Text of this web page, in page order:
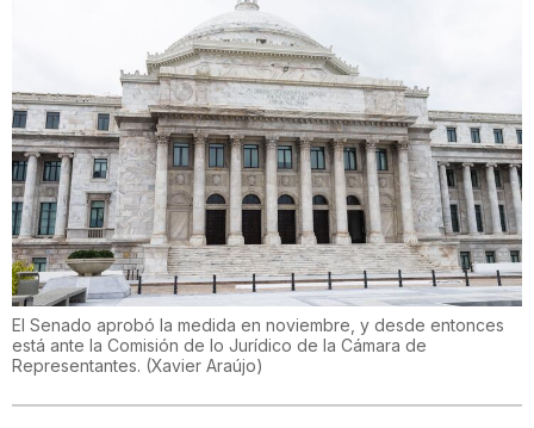
El Senado aprobó la medida en noviembre, y desde entonces
está ante la Comisión de lo Jurídico de la Cámara de
Representantes. (Xavier Araújo)